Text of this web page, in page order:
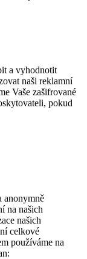
a vyhodnotit
naši reklamní
Vaše zašifrované
pokud
anonymně
na našich
našich
celkové
používáme na